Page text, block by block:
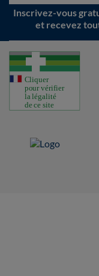
Inscrivez-vous
et recevez